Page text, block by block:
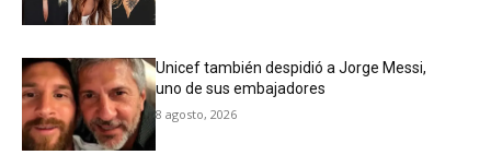
Unicef también despidió a Jorge Messi,
uno de sus embajadores
8 agosto, 2026